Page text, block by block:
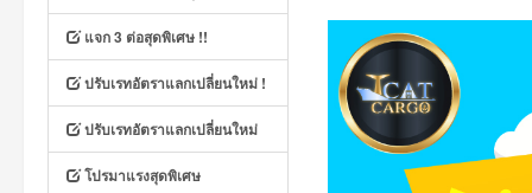
แจก 3 ต่อสุดพิเศษ !!
ปรับเรทอัตราแลกเปลี่ยนใหม่ !
ปรับเรทอัตราแลกเปลี่ยนใหม่
โปรมาแรงสุดพิเศษ